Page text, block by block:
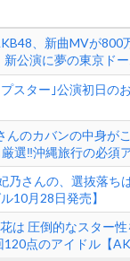
、新曲MVが800
新公演に夢の東京ド
プスター｣公演初日の
んのカバンの中身が
選‼︎沖縄旅行の必須
乃さんの、選抜落ち
10月28日発売】
は 圧倒的なスター
点のアイドル【